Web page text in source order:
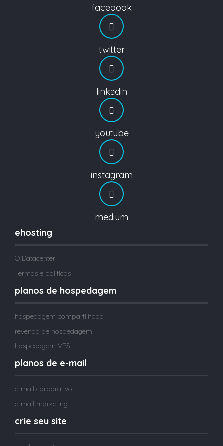
facebook
twitter
linkedin
youtube
instagram
medium
ehosting
O Datacenter
Termos e políticas
planos de hospedagem
hospedagem compartilhada
revenda de hospedagem
hospedagem VPS
planos de e-mail
e-mail corporativo
e-mail marketing
crie seu site